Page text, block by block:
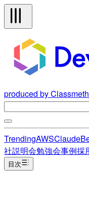
produced by
TrendingAWSClaude
社説明会勉強会事例採
目次